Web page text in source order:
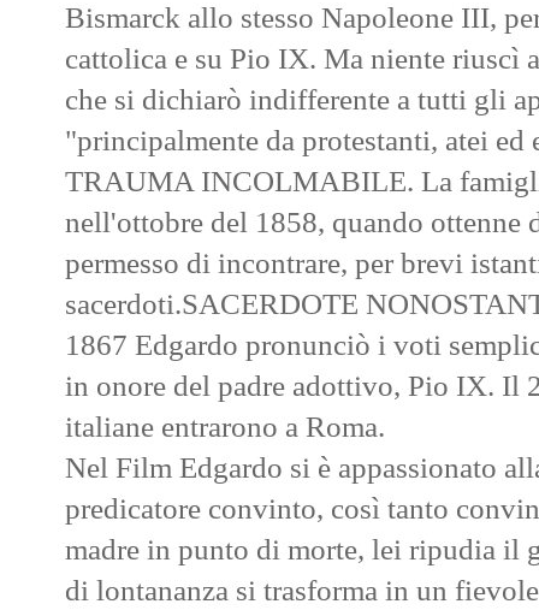
Bismarck allo stesso Napoleone III,
cattolica e su Pio IX. Ma niente riuscì
che si dichiarò indifferente a tutti gli
"principalmente da protestanti, atei ed
TRAUMA INCOLMABILE. La
nell'ottobre del 1858, quando ottenne
permesso di incontrare, per brevi
sacerdoti.SACERDOTE
1867 Edgardo pronunciò i voti
in onore del padre adottivo, Pio IX. Il
italiane entrarono a Roma.
Nel Film Edgardo si è appassionato
predicatore convinto, così tanto
madre in punto di morte, lei ripudia il
di lontananza si trasforma in un